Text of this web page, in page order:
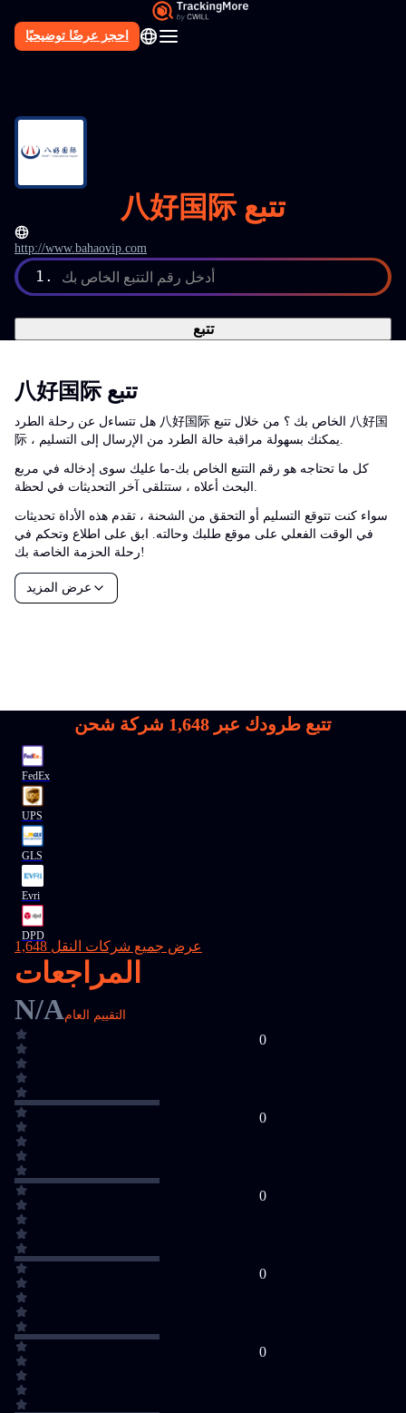
احجز عرضًا توضيحيًا
AR
八好国际 تتبع
http://www.bahaovip.com
1. أدخل رقم التتبع الخاص بك
تتبع
八好国际 تتبع
هل تتساءل عن رحلة الطرد 八好国际 الخاص بك ؟ من خلال تتبع 八好国
际 ، يمكنك بسهولة مراقبة حالة الطرد من الإرسال إلى التسليم.
كل ما تحتاجه هو رقم التتبع الخاص بك-ما عليك سوى إدخاله في مربع
البحث أعلاه ، ستتلقى آخر التحديثات في لحظة.
سواء كنت تتوقع التسليم أو التحقق من الشحنة ، تقدم هذه الأداة تحديثات
في الوقت الفعلي على موقع طلبك وحالته. ابق على اطلاع وتحكم في
رحلة الحزمة الخاصة بك!
عرض المزيد
تتبع طرودك عبر 1,648 شركة شحن
FedEx
UPS
GLS
Evri
DPD
عرض جميع شركات النقل 1,648
المراجعات
N/Aالتقييم العام
0
0
0
0
0